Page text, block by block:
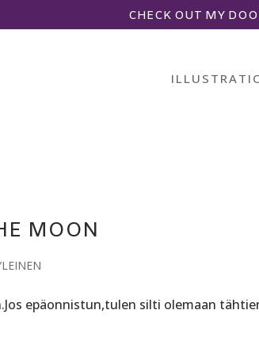
CHECK OUT MY
MOON
epäonnistun,tulen silti olemaan